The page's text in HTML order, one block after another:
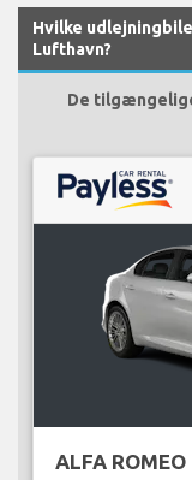
Hvilke
Lufthavn?
De
ALFA ROMEO